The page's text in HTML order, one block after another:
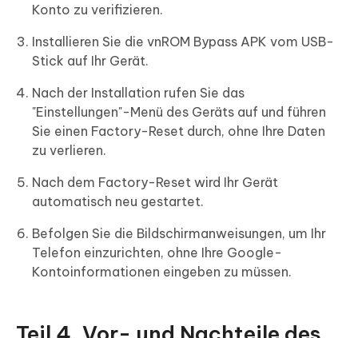
Konto zu verifizieren.
Installieren Sie die vnROM Bypass APK vom USB-
Stick auf Ihr Gerät.
Nach der Installation rufen Sie das
"Einstellungen"-Menü des Geräts auf und führen
Sie einen Factory-Reset durch, ohne Ihre Daten
zu verlieren.
Nach dem Factory-Reset wird Ihr Gerät
automatisch neu gestartet.
Befolgen Sie die Bildschirmanweisungen, um Ihr
Telefon einzurichten, ohne Ihre Google-
Kontoinformationen eingeben zu müssen.